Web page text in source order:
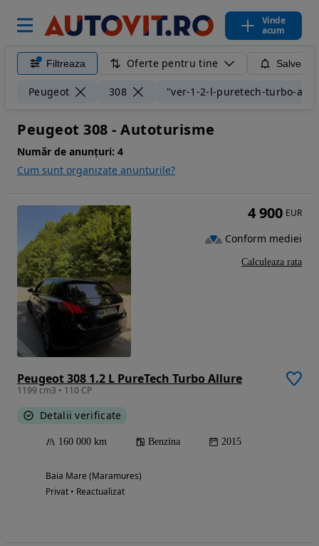
Vinde
acum
Filtreaza Oferte pentru tine
Peugeot 308 "ver-1-2-l-puretech-turbo-
Peugeot 308 - Autoturisme
Număr de anunțuri: 4
Cum sunt organizate anunturile?
Peugeot 308 1.2 L PureTech Turbo Allure
1199 cm3 • 110 CP
Detalii verificate
160 000 km Benzina 2015
Baia Mare (Maramures)
Privat • Reactualizat
4 900 EUR
Conform mediei
Calculeaza rata